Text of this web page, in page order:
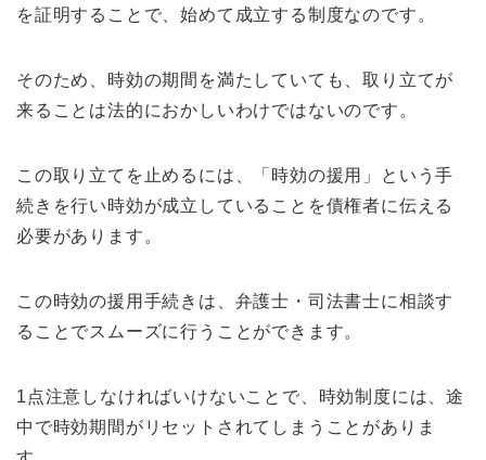
を証明することで、始めて成立する制度なのです。
そのため、時効の期間を満たしていても、取り立てが
来ることは法的におかしいわけではないのです。
この取り立てを止めるには、「時効の援用」という手
続きを行い時効が成立していることを債権者に伝える
必要があります。
この時効の援用手続きは、弁護士・司法書士に相談す
ることでスムーズに行うことができます。
1点注意しなければいけないことで、時効制度には、途
中で時効期間がリセットされてしまうことがありま